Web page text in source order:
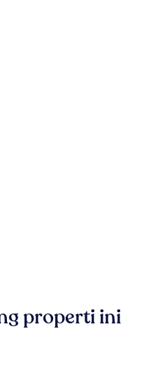
properti ini